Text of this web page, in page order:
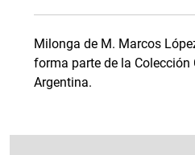
Milonga de M. Marcos
forma parte de la Colección
Argentina.